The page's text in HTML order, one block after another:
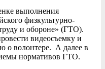
выполнения
физкультурно-
и обороне» (ГТО).
видеосъемку и
о волонтере. А далее в
нормативов ГТО.